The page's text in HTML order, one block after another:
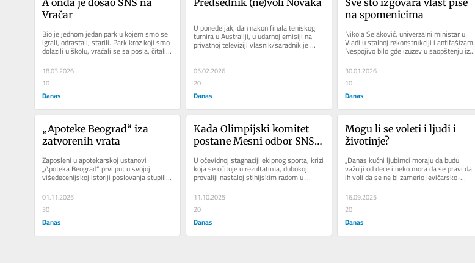
Vračar
Bio je jednom jedan park u kojem smo se
igrali, odrastali, starili. Park kroz koji smo
dolazili u školu, vraćali se sa posla, čitali
18.03.2026
10
Danas
U ponedeljak, dan nakon finala teniskog
turnira u Australiji, u udarnoj emisiji na
privatnoj televiziji vlasnik/saradnik je
nebrojeno puta emitovao je...
05.02.2026
20
Danas
na spomenicima
Nikola Selaković, univerzalni ministar u
Vladi u stalnoj rekonstrukciji i antifašizam.
Nespojivo bilo gde izuzev u saopštenju iz
sedišta SNS-a....
30.01.2026
10
Danas
„Apoteke Beograd“ iza
zatvorenih vrata
Zaposleni u apotekarskoj ustanovi
„Apoteka Beograd“ prvi put u svojoj
višedecenijskoj istoriji poslovanja stupili
su u četvrtak u štrajk. Apeli...
01.11.2025
30
Danas
Kada Olimpijski komitet
postane Mesni odbor SNS-
U očevidnoj stagnaciji ekipnog sporta, krizi
koja se očituje u rezultatima, dubokoj
provaliji nastaloj stihijskim radom u
klubovima, bez značajnog...
11.10.2025
20
Danas
Mogu li se voleti i ljudi i
životinje?
„Danas kućni ljubimci moraju da budu
važniji od dece i neko mora da se pravi da
ih voli da se ne bi zamerio levičarsko-
16.09.2025
20
Danas